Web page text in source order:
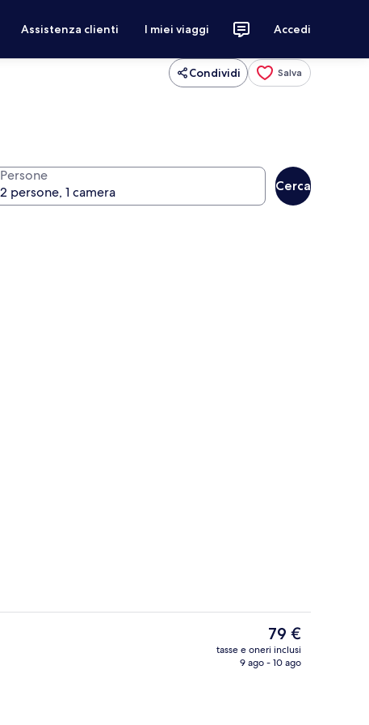
Assistenza clienti I miei viaggi Accedi
Condividi Salva
Persone
Cerca
Il
prezzo
attuale
79 €
tasse e oneri inclusi
9 ago - 10 ago